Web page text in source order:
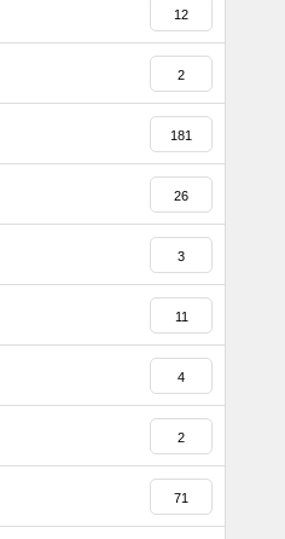
12
2
181
26
3
11
4
2
71